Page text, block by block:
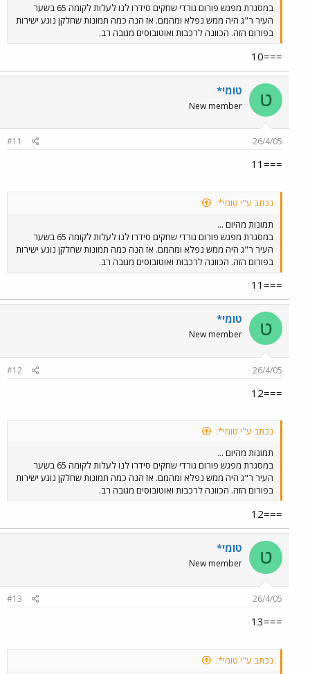
במסגרת מפגש פורום גורדי שחקים סידרו לנו לעלות לקומה 65 בשער
העיר ר"ג היה ממש נפלא ומהמם. אז הנה כמה תמונות שחלקן נוגע ישירות
בפורום הזה. הכוונה לרכבות ואוטובוסים מגובה רב.
===10
ט טומי*
New member
26/4/05
#11
===11
נכתב ע"י טומי*:
תמונות מהיום ...
במסגרת מפגש פורום גורדי שחקים סידרו לנו לעלות לקומה 65 בשער
העיר ר"ג היה ממש נפלא ומהמם. אז הנה כמה תמונות שחלקן נוגע ישירות
בפורום הזה. הכוונה לרכבות ואוטובוסים מגובה רב.
===11
ט טומי*
New member
26/4/05
#12
===12
נכתב ע"י טומי*:
תמונות מהיום ...
במסגרת מפגש פורום גורדי שחקים סידרו לנו לעלות לקומה 65 בשער
העיר ר"ג היה ממש נפלא ומהמם. אז הנה כמה תמונות שחלקן נוגע ישירות
בפורום הזה. הכוונה לרכבות ואוטובוסים מגובה רב.
===12
ט טומי*
New member
26/4/05
#13
===13
נכתב ע"י טומי*: